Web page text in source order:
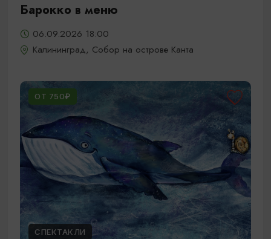
Барокко в меню
06.09.2026 18:00
Калининград, Собор на острове Канта
ОТ 750₽
СПЕКТАКЛИ